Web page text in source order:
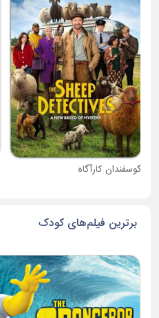
گوسفندان کارآگاه
برترین فیلم‌های کودک